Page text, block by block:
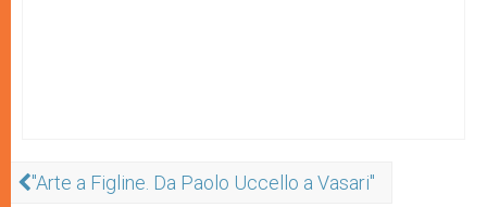
"Arte a Figline. Da Paolo Uccello a Vasari"